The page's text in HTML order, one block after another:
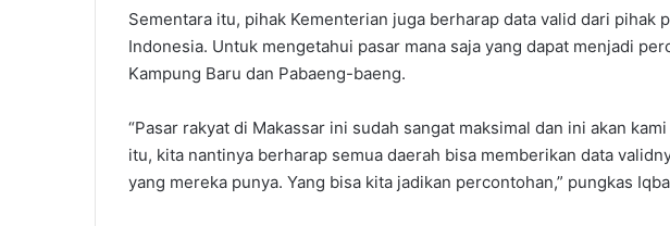
Sementara itu, pihak Kementerian juga berharap data valid dari pihak
Indonesia. Untuk mengetahui pasar mana saja yang dapat menjadi
Kampung Baru dan Pabaeng-baeng.
“Pasar rakyat di Makassar ini sudah sangat maksimal dan ini akan
itu, kita nantinya berharap semua daerah bisa memberikan data
yang mereka punya. Yang bisa kita jadikan percontohan,” pungkas